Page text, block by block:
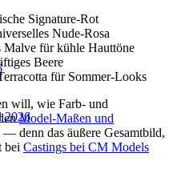
2026
Signature-Rot
Nude-Rosa
für kühle Hauttöne
Beere
für Sommer-Looks
will, wie Farb- und
Model-Maßen und
— denn das äußere Gesamtbild,
bei Castings bei CM Models